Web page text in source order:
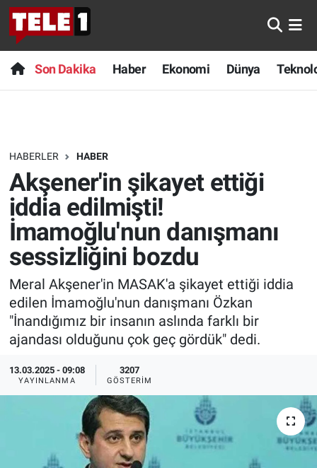
Son Dakika Haber Ekonomi Dünya
HABERLER HABER
Akşener'in şikayet ettiği
iddia edilmişti!
İmamoğlu'nun danışmanı
sessizliğini bozdu
Meral Akşener'in MASAK'a şikayet ettiği iddia
edilen İmamoğlu'nun danışmanı Özkan
"İnandığımız bir insanın aslında farklı bir
ajandası olduğunu çok geç gördük" dedi.
13.03.2025 - 09:08
YAYINLANMA
3207
GÖSTERIM
Anında Manşet
Başka Sohbetler
Bilim turu
Bilim ve Teknoloji Evreni
Doğa Konuşuyor
Dünya
Ege Saati
Ege'den Esintiler
Eğitim
Eğlence
Ekonomi
Son Dakika
Haber
Dünya
Teknoloji
Sağlık
Spor
Yayın Akışı
İletişim
Nöbetçi Eczaneler
Hava Durumu
Trafik Durumu
Süper Lig Puan Durumu ve Fikstür
Tüm Manşetler
Son Dakika Haberleri
Haber Arşivi